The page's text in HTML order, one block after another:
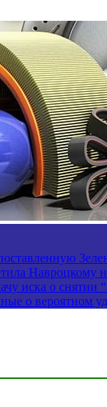
Навроцкому
иска о снятии
о вероятном